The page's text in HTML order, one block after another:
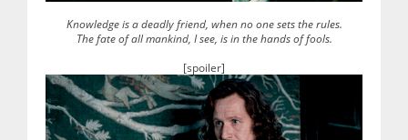
Knowledge is a deadly friend, when no one sets the rules.
The fate of all mankind, I see, is in the hands of fools.
[spoiler]